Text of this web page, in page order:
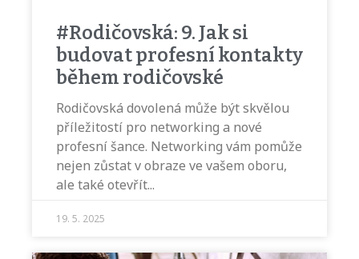
#Rodičovská: 9. Jak si
budovat profesní kontakty
během rodičovské
Rodičovská dovolená může být skvělou
příležitostí pro networking a nové
profesní šance. Networking vám pomůže
nejen zůstat v obraze ve vašem oboru,
ale také otevřít
19. 5. 2025